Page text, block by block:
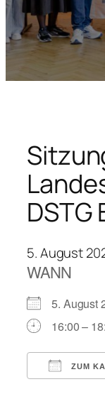
DSTG
5. August
WANN
5. August
16:00 –
ZUM